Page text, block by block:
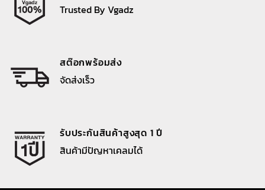
Trusted By Vgadz
สต๊อกพร้อมส่ง
จัดส่งเร็ว
รับประกันสินค้าสูงสุด 1 ปี
สินค้ามีปัญหาเคลมได้